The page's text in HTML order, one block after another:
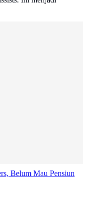
Belum Mau Pensiun